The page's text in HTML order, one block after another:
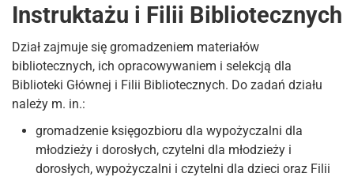
Instruktażu i Filii Bibliotecznych
Dział zajmuje się gromadzeniem materiałów
bibliotecznych, ich opracowywaniem i selekcją dla
Biblioteki Głównej i Filii Bibliotecznych. Do zadań działu
należy m. in.:
gromadzenie księgozbioru dla wypożyczalni dla
młodzieży i dorosłych, czytelni dla młodzieży i
dorosłych, wypożyczalni i czytelni dla dzieci oraz Filii